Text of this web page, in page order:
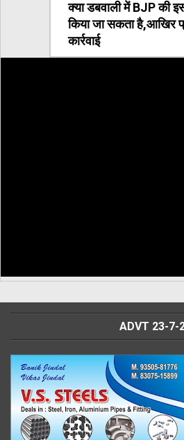
क्या डबवाली में BJP की
किया जा सकता है,आखिर
कार्रवाई
ADVT 23-7-